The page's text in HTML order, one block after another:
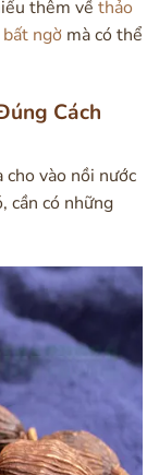
thêm về thảo
ngờ mà có thể
Cách
vào nồi nước
cần có những